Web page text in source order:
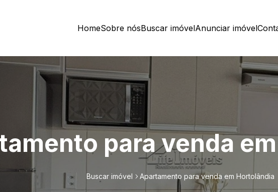
HomeSobre nósBuscar imóvelAnunciar imóvel
para venda
Buscar imóvel Apartamento para venda em Hortolândia